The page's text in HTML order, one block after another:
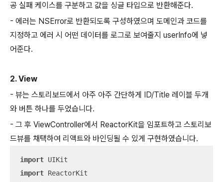
공 실패 케이스를 구분하고 값을 싱글 타입으로 반환해준다.
- 에러는 NSError로 반환되도록 구성하였으며 도메인과 코드를
지정하고 에러 시 어떤 데이터를 로그로 보여줄지 userInfo에 넣
어준다.
2. View
- 뷰는 스토리보드에서 아주 아주 간단하게 ID/Title 레이블 두개
와 버튼 하나를 두었습니다.
- 그 후 ViewController에서 ReactorKit을 임포트하고 스토리보
드뷰를 채택하여 리액트와 바인딩될 수 있게 구현하였습니다.
import
import